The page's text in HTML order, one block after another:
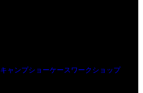
キャンプショーケースワークショップ